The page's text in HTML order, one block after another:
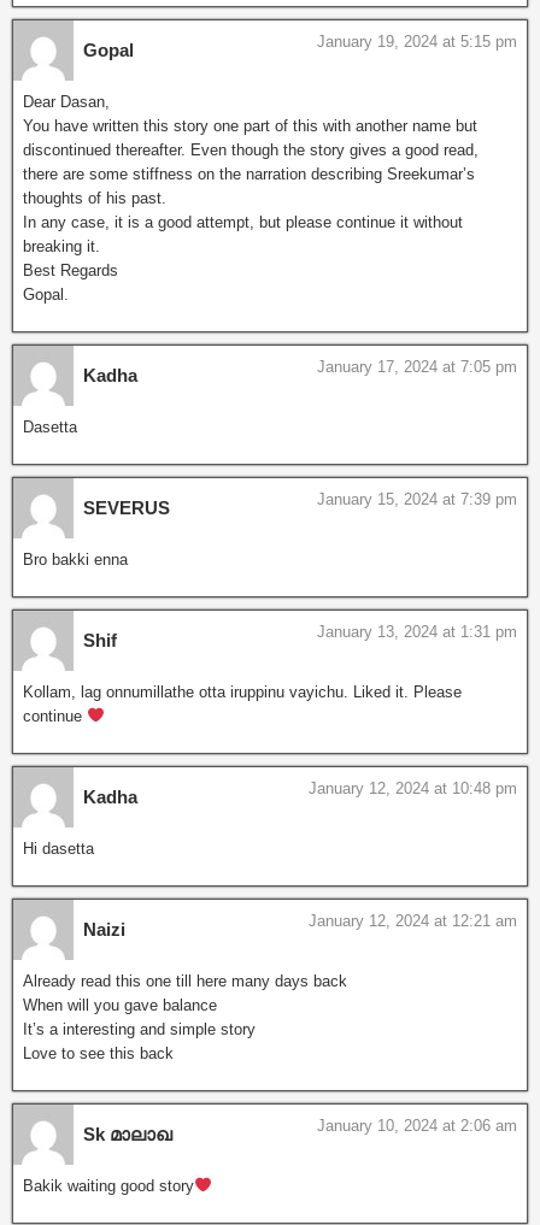
Gopal January 19, 2024 at 5:15 pm
Dear Dasan,
You have written this story one part of this with another name but
discontinued thereafter. Even though the story gives a good read,
there are some stiffness on the narration describing Sreekumar’s
thoughts of his past.
In any case, it is a good attempt, but please continue it without
breaking it.
Best Regards
Gopal.
Kadha January 17, 2024 at 7:05 pm
Dasetta
SEVERUS January 15, 2024 at 7:39 pm
Bro bakki enna
Shif January 13, 2024 at 1:31 pm
Kollam, lag onnumillathe otta iruppinu vayichu. Liked it. Please
continue
Kadha January 12, 2024 at 10:48 pm
Hi dasetta
Naizi January 12, 2024 at 12:21 am
Already read this one till here many days back
When will you gave balance
It’s a interesting and simple story
Love to see this back
Sk മാലാഖ January 10, 2024 at 2:06 am
Bakik waiting good story